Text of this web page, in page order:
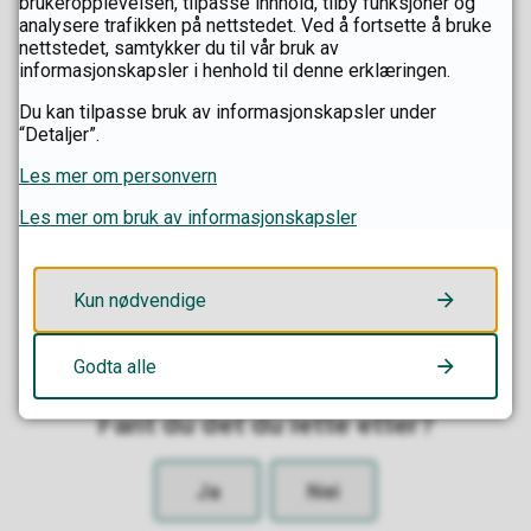
Linn Tormodsdatter Grøndahl
Sunne
Seniorrådgiver
Send e-post
Mobil
98 43 79 27
Fant du det du lette etter?
Ja Nei
analysere trafikken på nettstedet. Ved å fortsette å bruke
nettstedet, samtykker du til vår bruk av
informasjonskapsler i henhold til denne erklæringen.
Du kan tilpasse bruk av informasjonskapsler under
“Detaljer”.
Les mer om personvern
Les mer om bruk av informasjonskapsler
Kun nødvendige
Godta alle